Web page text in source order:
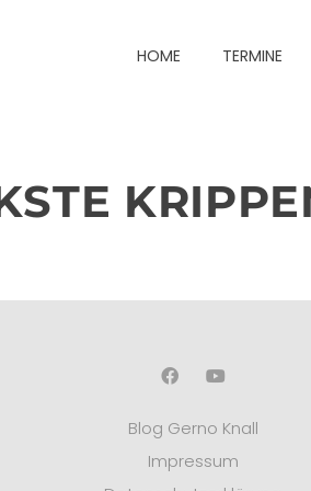
HOME TERMINE
Blog Gerno Knall
Impressum